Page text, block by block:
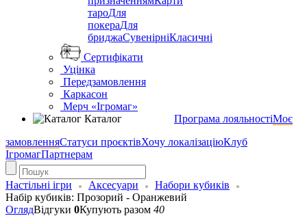
тароДля
покераДля
бриджаСувенірніКласичні
Сертифікати
Уцінка
Передзамовлення
Каркасон
Мерч «Ігромаг»
Каталог
Програма лояльностіМоє
замовленняСтатуси проєктівХочу локалізаціюКлуб
ІгромагПартнерам
Настільні ігри Аксесуари
Набори кубиків
Набір кубиків: Прозорий - Оранжевий
ОглядВідгуки 0Купують разом 40